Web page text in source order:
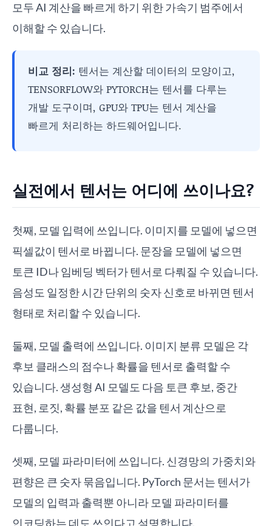
모두 AI 계산을 빠르게 하기 위한 가속기 범주에서
이해할 수 있습니다.
비교 정리: 텐서는 계산할 데이터의 모양이고,
TENSORFLOW와 PYTORCH는 텐서를 다루는
개발 도구이며, GPU와 TPU는 텐서 계산을
빠르게 처리하는 하드웨어입니다.
실전에서 텐서는 어디에 쓰이나요?
첫째, 모델 입력에 쓰입니다. 이미지를 모델에 넣으면
픽셀값이 텐서로 바뀝니다. 문장을 모델에 넣으면
토큰 ID나 임베딩 벡터가 텐서로 다뤄질 수 있습니다.
음성도 일정한 시간 단위의 숫자 신호로 바뀌면 텐서
형태로 처리할 수 있습니다.
둘째, 모델 출력에 쓰입니다. 이미지 분류 모델은 각
후보 클래스의 점수나 확률을 텐서로 출력할 수
있습니다. 생성형 AI 모델도 다음 토큰 후보, 중간
표현, 로짓, 확률 분포 같은 값을 텐서 계산으로
다룹니다.
셋째, 모델 파라미터에 쓰입니다. 신경망의 가중치와
편향은 큰 숫자 묶음입니다. PyTorch 문서는 텐서가
모델의 입력과 출력뿐 아니라 모델 파라미터를
인코딩하는 데도 쓰인다고 설명합니다.